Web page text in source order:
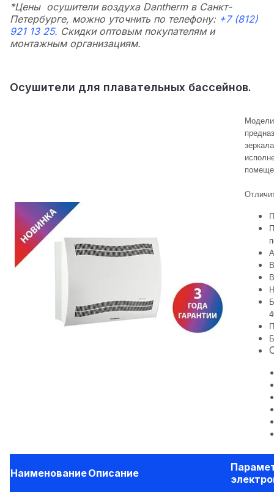
*Цены осушители воздуха Dantherm в Санкт-
Петербурге, можно уточнить по телефону: +7 (812)
921 13 25. Скидки оптовым покупателям и
монтажным организациям.
Осушители для плавательных бассейнов.
НаименованиеОписание